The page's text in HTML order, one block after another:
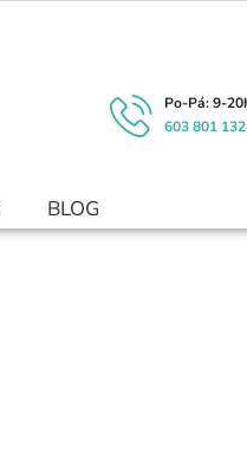
603 801 132
BLOG